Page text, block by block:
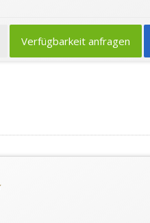
Verfügbarkeit anfragen